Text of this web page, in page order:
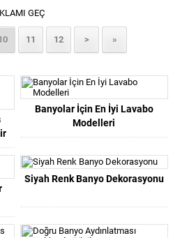
GEÇ
11 12 > »
Banyolar İçin En İyi Lavabo
Modelleri
Siyah Renk Banyo Dekorasyonu